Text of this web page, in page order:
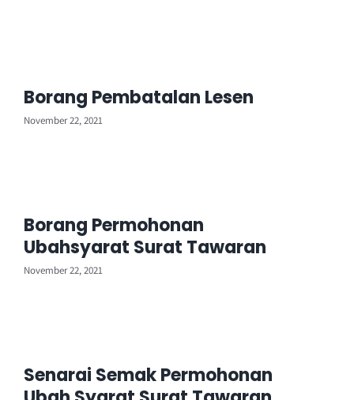
Borang Pembatalan Lesen
November 22, 2021
Borang Permohonan
Ubahsyarat Surat Tawaran
November 22, 2021
Senarai Semak Permohonan